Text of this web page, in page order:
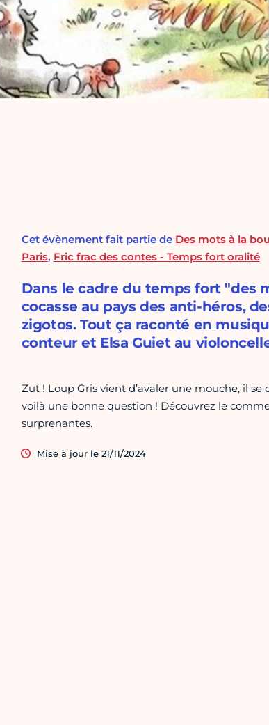
Cet évènement fait partie de Des mots à la
Paris, Fric frac des contes - Temps fort oralité
Dans le cadre du temps fort "des
cocasse au pays des anti-héros,
zigotos. Tout ça raconté en
conteur et Elsa Guiet au
Zut ! Loup Gris vient d’avaler une mouche, il
voilà une bonne question ! Découvrez le
surprenantes.
Mise à jour le 21/11/2024